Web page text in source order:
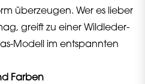
überzeugen. Wer es lieber
greift zu einer Wildleder-
Modell im entspannten
Farben